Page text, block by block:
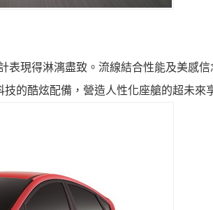
表現得淋漓盡致。流線結合性能及美感信
的酷炫配備，營造人性化座艙的超未來